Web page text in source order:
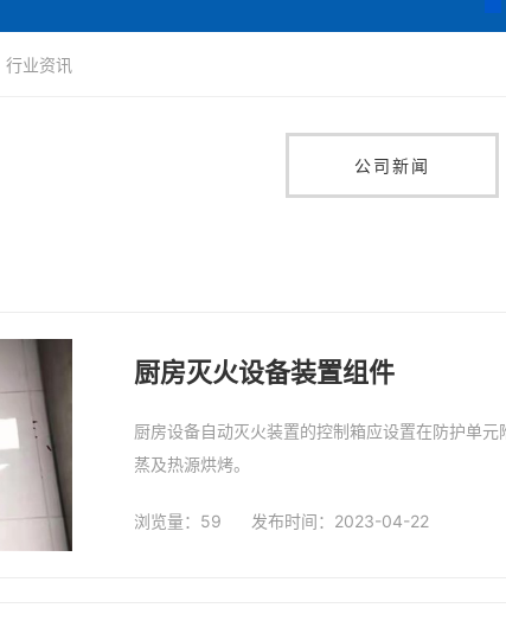
行业资讯
公司新闻
厨房灭火设备装置组件
厨房设备自动灭火装置的控制箱应设置在防护单
蒸及热源烘烤。
浏览量：59 发布时间：2023-04-22